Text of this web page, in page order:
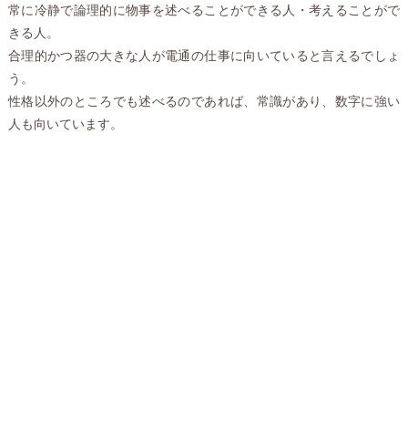
常に冷静で論理的に物事を述べることができる人・考えることがで
きる人。
合理的かつ器の大きな人が電通の仕事に向いていると言えるでしょ
う。
性格以外のところでも述べるのであれば、常識があり、数字に強い
人も向いています。